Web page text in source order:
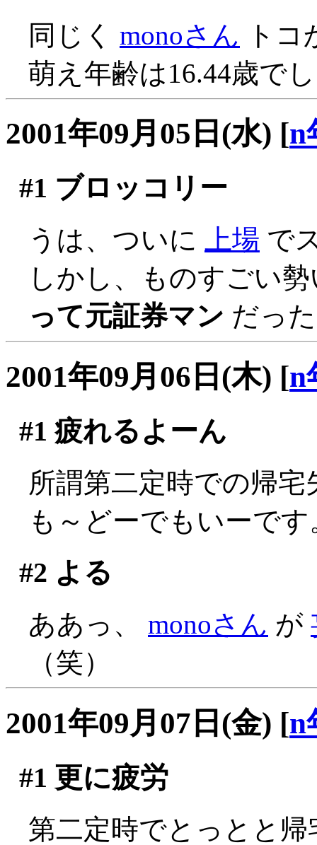
同じく monoさん ト
萌え年齢は16.44歳で
2001年09月05日(水) [n
#1 ブロッコリー
うは、ついに 上場 で
しかし、ものすごい
って元証券マン だっ
2001年09月06日(木) [n
#1 疲れるよーん
所謂第二定時での帰宅
も～どーでもいーです
#2 よる
ああっ、 monoさん が
（笑）
2001年09月07日(金) [n
#1 更に疲労
第二定時でとっとと帰